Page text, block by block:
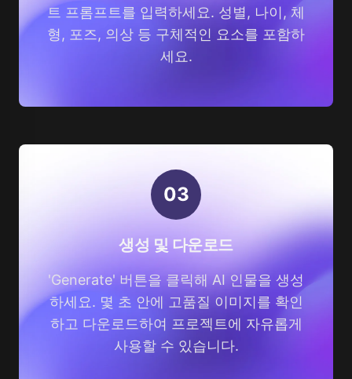
트 프롬프트를 입력하세요. 성별, 나이, 체
형, 포즈, 의상 등 구체적인 요소를 포함하
세요.
03
생성 및 다운로드
'Generate' 버튼을 클릭해 AI 인물을 생성
하세요. 몇 초 안에 고품질 이미지를 확인
하고 다운로드하여 프로젝트에 자유롭게
사용할 수 있습니다.